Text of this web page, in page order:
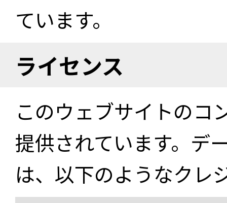
ています。
ライセンス
このウェブサイトのコ
提供されています。デ
は、以下のようなクレ